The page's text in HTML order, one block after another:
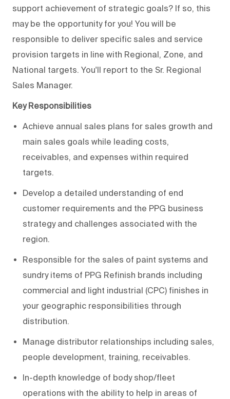
support achievement of strategic goals? If so, this
may be the opportunity for you! You will be
responsible to deliver specific sales and service
provision targets in line with Regional, Zone, and
National targets. You'll report to the Sr. Regional
Sales Manager.
Key Responsibilities
Achieve annual sales plans for sales growth and
main sales goals while leading costs,
receivables, and expenses within required
targets.
Develop a detailed understanding of end
customer requirements and the PPG business
strategy and challenges associated with the
region.
Responsible for the sales of paint systems and
sundry items of PPG Refinish brands including
commercial and light industrial (CPC) finishes in
your geographic responsibilities through
distribution.
Manage distributor relationships including sales,
people development, training, receivables.
In-depth knowledge of body shop/fleet
operations with the ability to help in areas of